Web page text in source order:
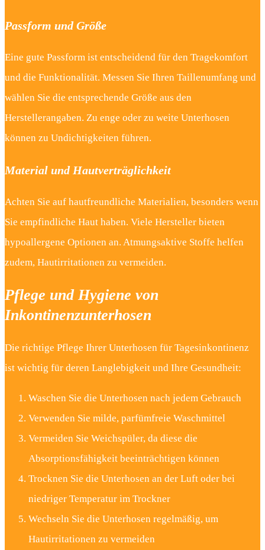
Passform und Größe
Eine gute Passform ist entscheidend für den Tragekomfort
und die Funktionalität. Messen Sie Ihren Taillenumfang und
wählen Sie die entsprechende Größe aus den
Herstellerangaben. Zu enge oder zu weite Unterhosen
können zu Undichtigkeiten führen.
Material und Hautverträglichkeit
Achten Sie auf hautfreundliche Materialien, besonders wenn
Sie empfindliche Haut haben. Viele Hersteller bieten
hypoallergene Optionen an. Atmungsaktive Stoffe helfen
zudem, Hautirritationen zu vermeiden.
Pflege und Hygiene von
Inkontinenzunterhosen
Die richtige Pflege Ihrer Unterhosen für Tagesinkontinenz
ist wichtig für deren Langlebigkeit und Ihre Gesundheit:
Waschen Sie die Unterhosen nach jedem Gebrauch
Verwenden Sie milde, parfümfreie Waschmittel
Vermeiden Sie Weichspüler, da diese die
Absorptionsfähigkeit beeinträchtigen können
Trocknen Sie die Unterhosen an der Luft oder bei
niedriger Temperatur im Trockner
Wechseln Sie die Unterhosen regelmäßig, um
Hautirritationen zu vermeiden